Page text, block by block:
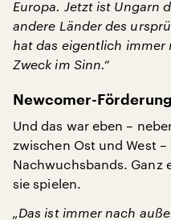
Europa. Jetzt ist Ungarn
andere Länder des
hat das eigentlich
Zweck im Sinn.“
Newcomer-
Und das war eben –
zwischen Ost und West
Nachwuchsbands. Ganz
sie spielen.
„Das ist immer nach